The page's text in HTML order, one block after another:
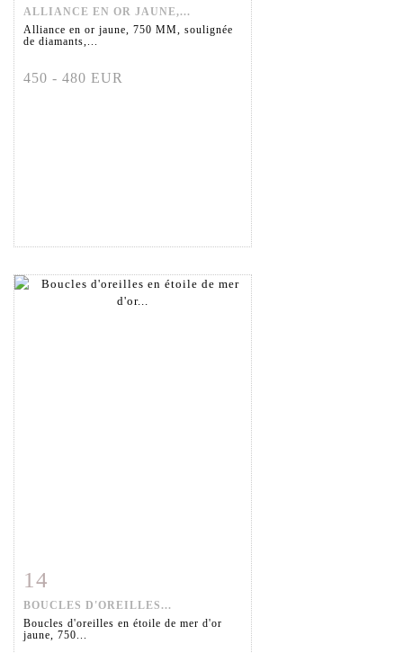
ALLIANCE EN OR JAUNE,...
Alliance en or jaune, 750 MM, soulignée
de diamants,...
450 - 480 EUR
Fiche détaillée
14
BOUCLES D'OREILLES...
Boucles d'oreilles en étoile de mer d'or
jaune, 750...